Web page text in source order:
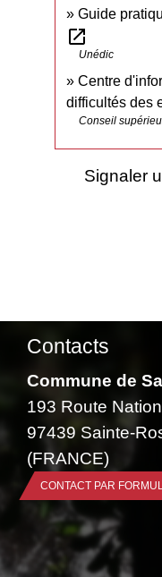
Guide
open_in_new
Unédic
Centre
difficultés des
Conseil
Signaler
Contacts
Commune de
193 Route
97439 Sainte-
(FRANCE)
CONTACT PAR